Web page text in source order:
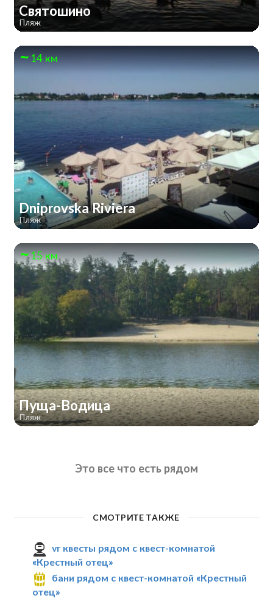
Святошино
Пляж
14 км
Dniprovska Riviera
Пляж
15 км
Пуща-Водица
Пляж
Это все что есть рядом
СМОТРИТЕ ТАКЖЕ
vr квесты рядом с квест-комнатой
«Крестный отец»
бани рядом с квест-комнатой «Крестный
отец»